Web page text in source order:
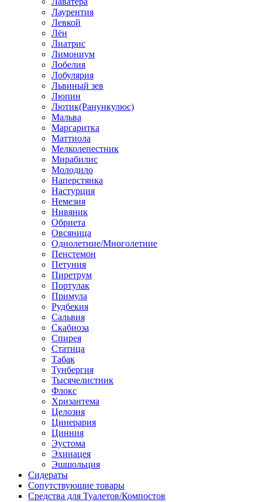
Лаурентия
Левкой
Лён
Лиатрис
Лимониум
Лобелия
Лобулярия
Львиный зев
Люпин
Лютик(Ранункулюс)
Мальва
Маргаритка
Маттиола
Мелколепестник
Мирабилис
Молодило
Наперстянка
Настурция
Немезия
Нивяник
Обриета
Овсяница
Однолетние/Многолетние
Пенстемон
Петуния
Пиретрум
Портулак
Примула
Рудбекия
Сальвия
Скабиоза
Спирея
Статица
Табак
Тунбергия
Тысячелистник
Флокс
Хризантема
Целозия
Цинерария
Цинния
Эустома
Эхинацея
Эшшольция
Сидераты
Сопутствующие товары
Средства для Туалетов/Компостов